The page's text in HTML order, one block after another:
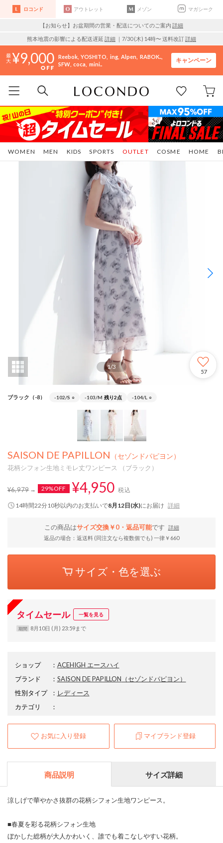
ロコンド アウトレット メゾン マガシーク
【お知らせ】お盆期間の営業・配送についてのご案内 詳細
熊本地震の影響による配送遅延 詳細 ｜7/30 (木) 14時〜 送料改訂詳細
9,000 Reebok YOSHITO ing Alpen
RABOK..
SFW coca mini..
キャンペーン
WOMEN MEN KIDS SPORTS COSME HOME
OUTLET
1/3
57
ブラック（-8） -102/S ○ -103/M 残り2点 -104/L ○
SAISON DE PAPILLON （セゾンドパピヨン）
花柄シフォン生地ミモレ丈ワンピース （ブラック）
¥6,979 29%OFF ¥4,950 税込
14時間22分10秒以内のお支払いで8月12日(水)にお届け 詳細
この商品はサイズ交換￥0・返品可能です
詳細
返品の場合：返送料 (同注文なら複数個でも) 一律￥660
サイズ・色を選ぶ
タイムセール 一覧を見る
期間 8月10日 (月) 23:59まで
ショップ ： ACEHIGH エースハイ
ブランド
： SAISON DE PAPILLON （セゾンドパピヨン）
性別タイプ
： レディース
カテゴリ
：
お気に入り登録 マイブランド登録
商品説明 サイズ詳細
涼しげで華やかさ抜群の花柄シフォン生地ワンピース。
■春夏を彩る花柄シフォン生地
ぼかした総柄が大人かわいく、誰でも着こなしやすい花柄。